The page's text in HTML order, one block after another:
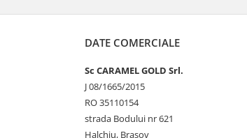
DATE COMERCIALE
Sc CARAMEL GOLD Srl.
J 08/1665/2015
RO 35110154
strada Bodului nr 621
Halchiu, Brasov